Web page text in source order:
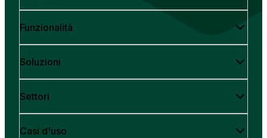
Funzionalità
Soluzioni
Settori
Casi d'uso